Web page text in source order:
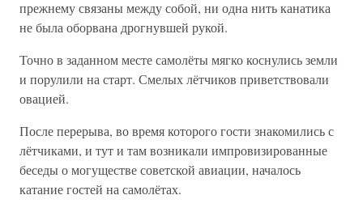
прежнему связаны между собой, ни одна нить канатика
не была оборвана дрогнувшей рукой.
Точно в заданном месте самолёты мягко коснулись земли
и порулили на старт. Смелых лётчиков приветствовали
овацией.
После перерыва, во время которого гости знакомились с
лётчиками, и тут и там возникали импровизированные
беседы о могуществе советской авиации, началось
катание гостей на самолётах.